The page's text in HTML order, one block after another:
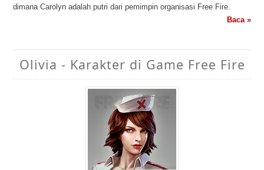
dimana Carolyn adalah putri dari pemimpin organisasi Free Fire.
Baca »
Olivia - Karakter di Game Free Fire